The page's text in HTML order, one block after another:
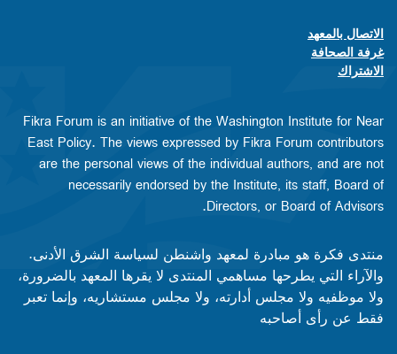
Footer contact links
الاتصال بالمعهد
غرفة الصحافة
الاشتراك
Fikra Forum is an initiative of the Washington Institute for Near
East Policy. The views expressed by Fikra Forum contributors
are the personal views of the individual authors, and are not
necessarily endorsed by the Institute, its staff, Board of
Directors, or Board of Advisors.​​
منتدى فكرة هو مبادرة لمعهد واشنطن لسياسة الشرق الأدنى.
والآراء التي يطرحها مساهمي المنتدى لا يقرها المعهد بالضرورة،
ولا موظفيه ولا مجلس أدارته، ولا مجلس مستشاريه، وإنما تعبر
فقط عن رأى أصاحبه